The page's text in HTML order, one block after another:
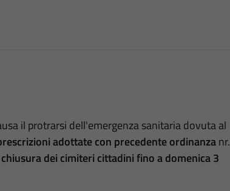
il protrarsi dell'emergenza sanitaria dovuta al
adottate con precedente ordinanzanr.
dei cimiteri cittadini fino a domenica 3